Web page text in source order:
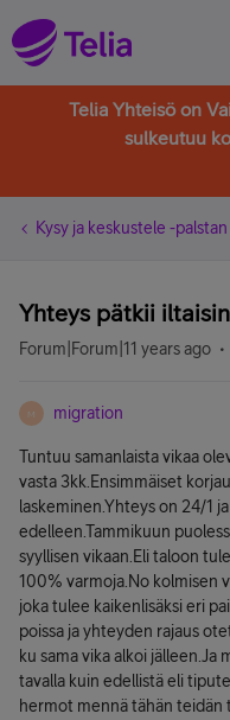
Telia Yhteisö on
sulkeutuu
Kysy ja keskustele -
Yhteys pätkii
Forum|Forum|11 years ago
M migration
Tuntuu samanlaista vikaa
vasta 3kk.Ensimmäiset
laskeminen.Yhteys on 24/1
edelleen.Tammikuun
syyllisen vikaan.Eli taloon
100% varmoja.No kolmisen
joka tulee kaikenlisäksi eri
poissa ja yhteyden rajaus
ku sama vika alkoi jälleen.Ja
tavalla kuin edellistä eli
hermot mennä tähän teidän